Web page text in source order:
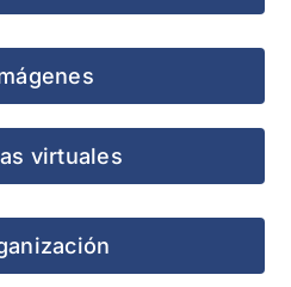
virtuales